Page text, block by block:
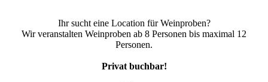
Ihr sucht eine Location für Weinproben?
Wir veranstalten Weinproben ab 8 Personen bis maximal 12
Personen.
Privat buchbar!